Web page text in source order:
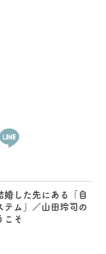
婚した先にある「自
テム」／山田玲司の
こそ